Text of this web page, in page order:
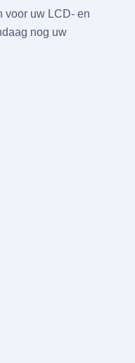
voor uw LCD- en
nog uw